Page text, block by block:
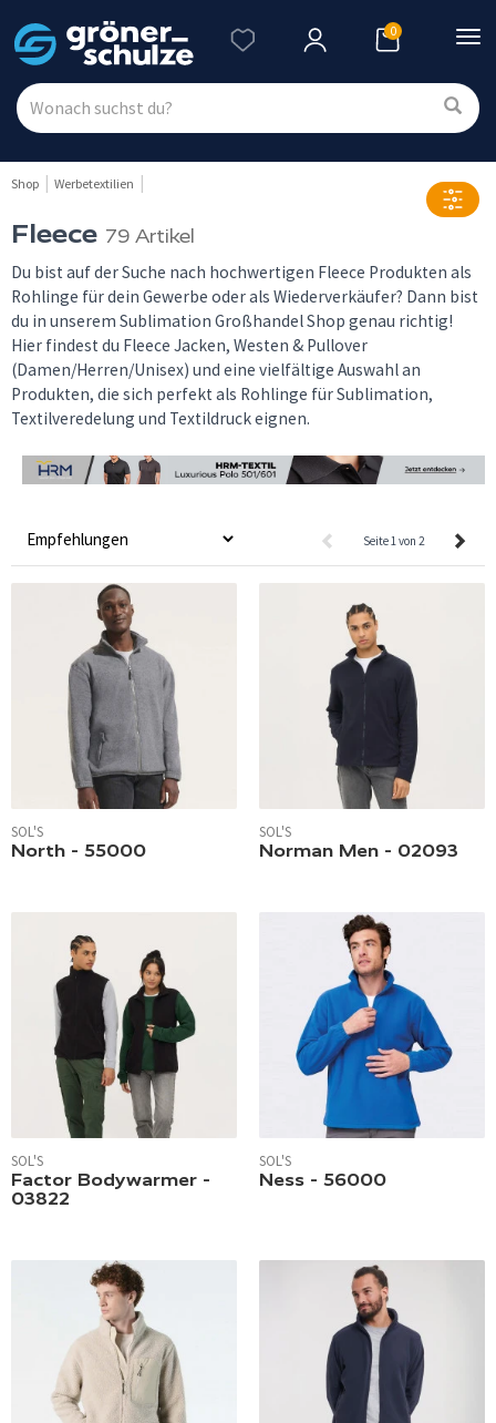
0
Shop Werbetextilien
Fleece 79 Artikel
Du bist auf der Suche nach hochwertigen Fleece Produkten als
Rohlinge für dein Gewerbe oder als Wiederverkäufer? Dann bist
du in unserem Sublimation Großhandel Shop genau richtig!
Hier findest du Fleece Jacken, Westen & Pullover
(Damen/Herren/Unisex) und eine vielfältige Auswahl an
Produkten, die sich perfekt als Rohlinge für Sublimation,
Textilveredelung und Textildruck eignen.
Seite 1 von 2
SOL'S
North - 55000
SOL'S
Norman Men - 02093
SOL'S
Factor Bodywarmer -
03822
SOL'S
Ness - 56000